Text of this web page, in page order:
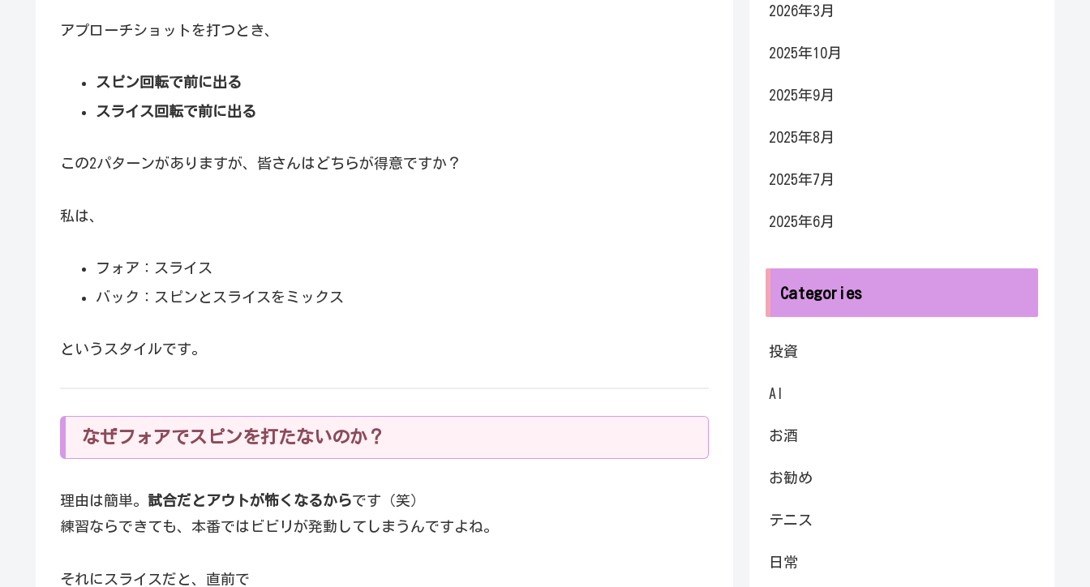
アプローチショットを打つとき、
スピン回転で前に出る
スライス回転で前に出る
この2パターンがありますが、皆さんはどちらが得意ですか？
私は、
フォア：スライス
バック：スピンとスライスをミックス
というスタイルです。
なぜフォアでスピンを打たないのか？
理由は簡単。 試合だとアウトが怖くなるからです（笑）
練習ならできても、本番ではビビリが発動してしまうんですよね。
それにスライスだと、直前で
2026年3月
2025年10月
2025年9月
2025年8月
2025年7月
2025年6月
Categories
投資
AI
お酒
お勧め
テニス
日常